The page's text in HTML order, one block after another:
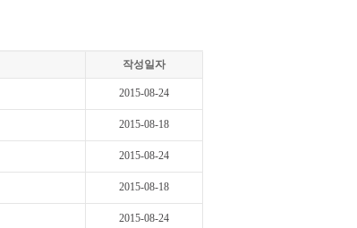
작성일자
2015-08-24
2015-08-18
2015-08-24
2015-08-18
2015-08-24